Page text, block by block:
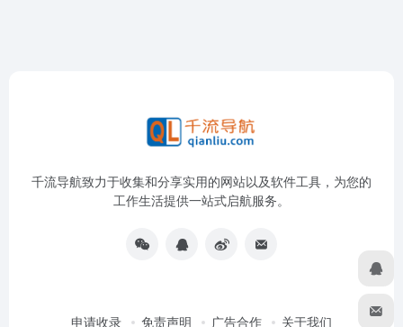
千流导航致力于收集和分享实用的网站以及软件工具，为您的
工作生活提供一站式启航服务。
申请收录 免责声明 广告合作 关于我们